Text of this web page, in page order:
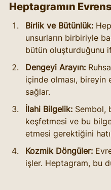
Heptagramın
Birlik ve Bütünlük:
unsurların birbiriyle
bütün oluşturduğunu
Dengeyi Arayın:
içinde olması, bireyin
sağlar.
İlahi Bilgelik: Sembol,
keşfetmesi ve bu
etmesi gerektiğini
Kozmik Döngüler:
işler. Heptagram, bu